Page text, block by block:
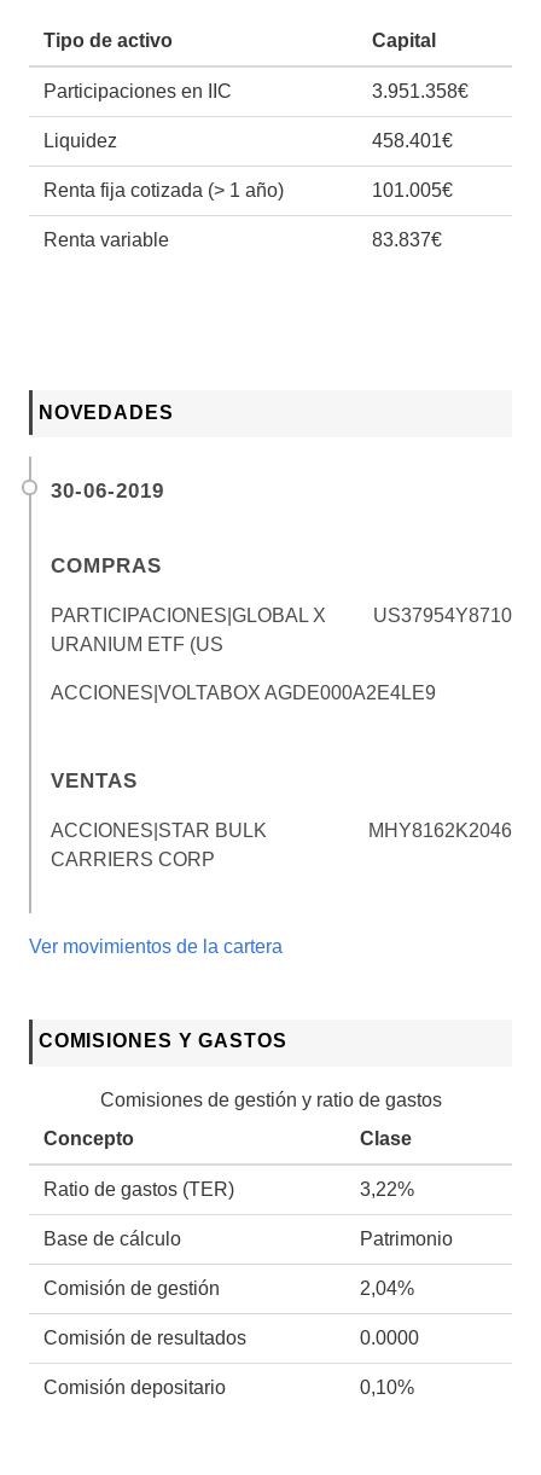
Tipo de activo Capital
Participaciones en IIC 3.951.358€
Liquidez 458.401€
Renta fija cotizada (> 1 año) 101.005€
Renta variable 83.837€
NOVEDADES
30-06-2019
COMPRAS
PARTICIPACIONES|GLOBAL X
URANIUM ETF (US
US37954Y8710
ACCIONES|VOLTABOX AGDE000A2E4LE9
VENTAS
ACCIONES|STAR BULK
CARRIERS CORP
MHY8162K2046
Ver movimientos de la cartera
COMISIONES Y GASTOS
Comisiones de gestión y ratio de gastos
Concepto
Clase
Ratio de gastos (TER) 3,22%
Base de cálculo Patrimonio
Comisión de gestión 2,04%
Comisión de resultados 0.0000
Comisión depositario 0,10%